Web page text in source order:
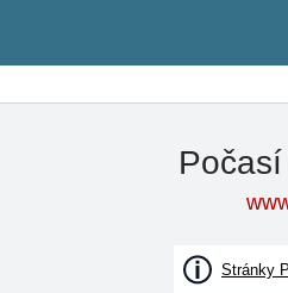
Stránky